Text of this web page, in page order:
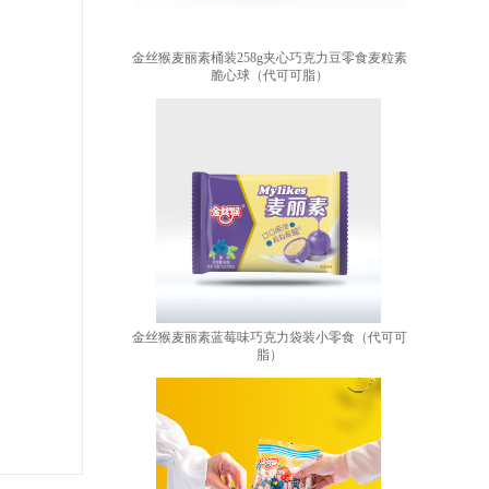
金丝猴麦丽素桶装258g夹心巧克力豆零食麦粒素
脆心球（代可可脂）
金丝猴麦丽素蓝莓味巧克力袋装小零食（代可可
脂）